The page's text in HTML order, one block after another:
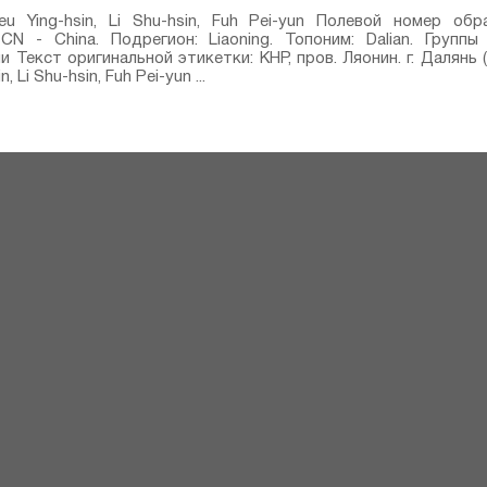
Ying-hsin, Li Shu-hsin, Fuh Pei-yun Полевой номер
- China. Подрегион: Liaoning. Топоним: Dalian.
Текст оригинальной этикетки: КНР, пров. Ляонин. г.
Li Shu-hsin, Fuh Pei-yun ...